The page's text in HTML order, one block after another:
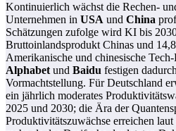
Kontinuierlich wächst die Rechen-
Unternehmen in USA und China
Schätzungen zufolge wird KI bis
Bruttoinlandsprodukt Chinas und
Amerikanische und chinesische
Alphabetund Baidu festigen
Vormachtstellung. Für Deutschland
ein jährlich moderates
2025 und 2030; die Ära der
Produktivitätszuwächse erreichen